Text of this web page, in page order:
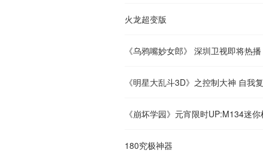
火龙超变版
《乌鸦嘴妙女郎》 深圳卫视即将热
《明星大乱斗3D》之控制大神 自我
《崩坏学园》元宵限时UP:M134迷
180究极神器